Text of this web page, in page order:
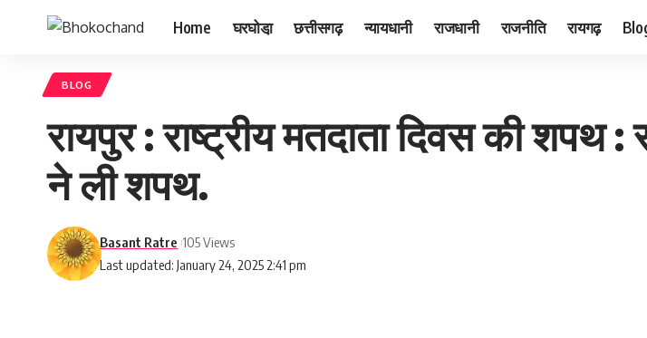
Home घरघोडा़ छत्तीसगढ़ न्यायधानी राजधानी राजनीति रायगढ़
BLOG
रायपुर : राष्ट्रीय मतदाता दिवस की शपथ
ने ली शपथ.
Last updated: January 24, 2025 2:41 pm
Basant Ratre 105 Views